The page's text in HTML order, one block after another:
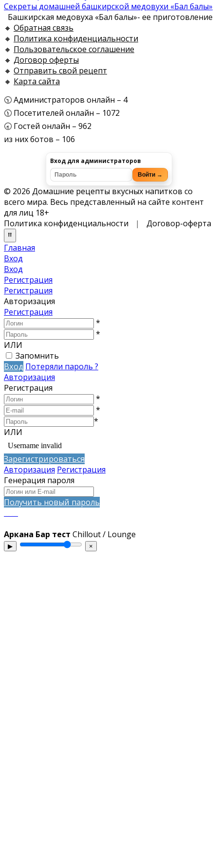
Секреты домашней башкирской медовухи «Бал балы»
Башкирская медовуха «Бал балы»- ее приготовление
🔸 Обратная связь
🔸 Политика конфиденциальности
🔸 Пользовательское соглашение
🔸 Договор оферты
🔸 Отправить свой рецепт
🔸 Карта сайта
🕥 Администраторов онлайн – 4
🕦 Посетителей онлайн – 1072
🕣 Гостей онлайн – 962
из них ботов – 106
Вход для администраторов
Войти →
© 2026 Домашние рецепты вкусных напитков со
всего мира. Весь представленный на сайте контент
для лиц 18+
Политика конфиденциальности
| Договор-оферта
Главная
Вход
Вход
Регистрация
Регистрация
Авторизация
Регистрация
*
*
ИЛИ
Запомнить
Вход Потеряли пароль ?
Авторизация
Регистрация
*
*
*
ИЛИ
Зарегистрироваться
Авторизация Регистрация
Генерация пароля
Получить новый пароль
Аркана Бар тест Chillout / Lounge
▶ ×